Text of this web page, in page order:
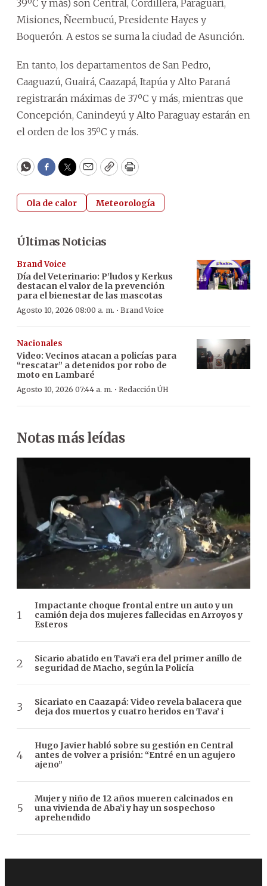
39ºC y más) son Central, Cordillera, Paraguarí,
Misiones, Ñeembucú, Presidente Hayes y
Boquerón. A estos se suma la ciudad de Asunción.
En tanto, los departamentos de San Pedro,
Caaguazú, Guairá, Caazapá, Itapúa y Alto Paraná
registrarán máximas de 37ºC y más, mientras que
Concepción, Canindeyú y Alto Paraguay estarán en
el orden de los 35ºC y más.
WhatsApp
Facebook
Twitter
EmailCopyPrint
Ola de calor Meteorología
Últimas Noticias
Brand Voice
Día del Veterinario: P’ludos y Kerkus
destacan el valor de la prevención
para el bienestar de las mascotas
Agosto 10, 2026 08:00 a. m. · Brand Voice
Nacionales
Video: Vecinos atacan a policías para
“rescatar” a detenidos por robo de
moto en Lambaré
Agosto 10, 2026 07:44 a. m. · Redacción ÚH
Notas más leídas
Impactante choque frontal entre un auto y un
camión deja dos mujeres fallecidas en Arroyos y
Esteros
Sicario abatido en Tava’i era del primer anillo de
seguridad de Macho, según la Policía
Sicariato en Caazapá: Video revela balacera que
deja dos muertos y cuatro heridos en Tava’ i
Hugo Javier habló sobre su gestión en Central
antes de volver a prisión: “Entré en un agujero
ajeno”
Mujer y niño de 12 años mueren calcinados en
una vivienda de Aba’i y hay un sospechoso
aprehendido